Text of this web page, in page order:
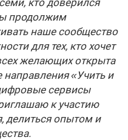
продолжим
наше сообщество
для тех, кто хочет
желающих открыта
направления «Учить и
сервисы
к участию
делиться опытом и